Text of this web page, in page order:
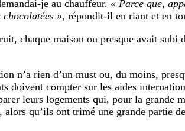
je au chauffeur. « Parce que,
», répondit-il en riant et en
chaque maison ou presque avait subi
n’a rien d’un must ou, du moins,
doivent compter sur les aides
leurs logements qui, pour la grande
qu’ils ont trimé une grande partie